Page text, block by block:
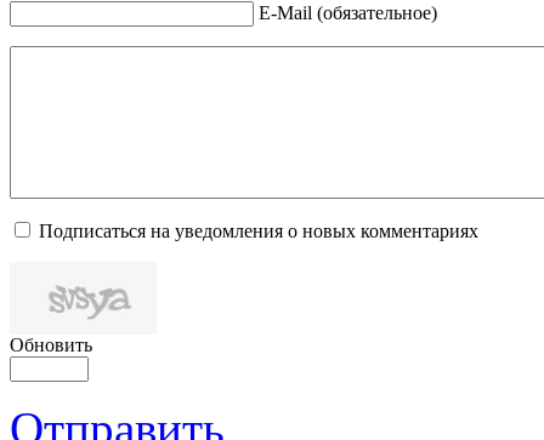
E-Mail (обязательное)
Подписаться на уведомления о новых комментариях
Обновить
Отправить